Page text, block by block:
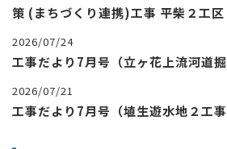
策 (まちづくり連携)工事 平柴２工区
2026/07/24
工事だより7月号（立ヶ花上流河道掘
2026/07/21
工事だより7月号（埴生遊水地２工事